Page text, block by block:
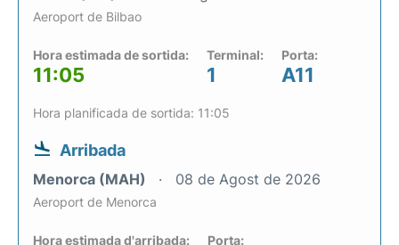
Aeroport de Bilbao
Hora estimada de sortida:
11:05
Terminal:
1
Porta:
A11
Hora planificada de sortida: 11:05
Arribada
Menorca (MAH) 08 de Agost de 2026
Aeroport de Menorca
Hora estimada d'arribada: Porta: